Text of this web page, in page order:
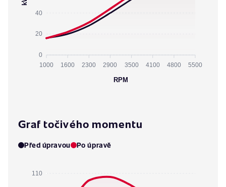
40
20
0
1000 1600 2300 2900 3500 4100 4800 5500
RPM
Graf točivého momentu
Před úpravou Po úpravě
110